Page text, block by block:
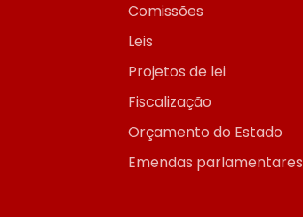
Comissões
Leis
Projetos de lei
Fiscalização
Orçamento do Estado
Emendas parlamentares